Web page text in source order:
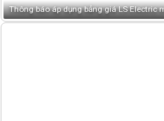
Thông báo áp dụng bảng giá LS Electric